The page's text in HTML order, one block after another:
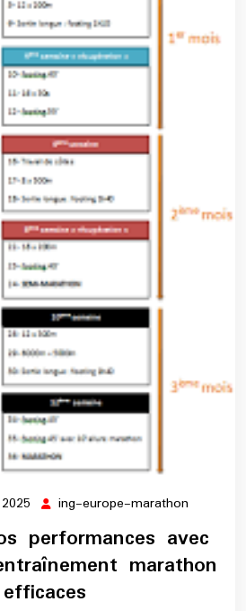
02
novembre
2025
ing-europe-marathon
marathon
performances avec
marathon
efficaces